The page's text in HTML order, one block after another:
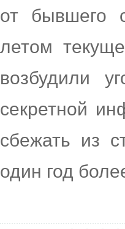
от бывшего
летом
возбудили
секретной
сбежать из
один год